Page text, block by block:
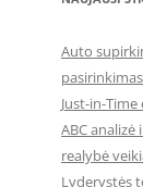
Auto
pasirinkimas
Just-in-
ABC
realybė
Lyderystės